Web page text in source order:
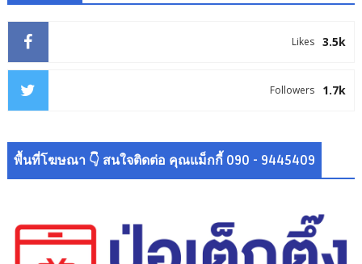
3.5k
Likes
1.7k
Followers
พื้นที่โฆษณา 👇 สนใจติดต่อ คุณแม็กกี้ 090 - 9445409